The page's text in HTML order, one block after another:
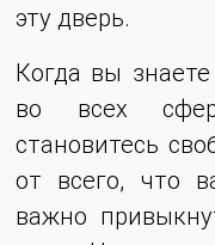
эту дверь.
Когда вы
во всех
становитесь
от всего, что
важно